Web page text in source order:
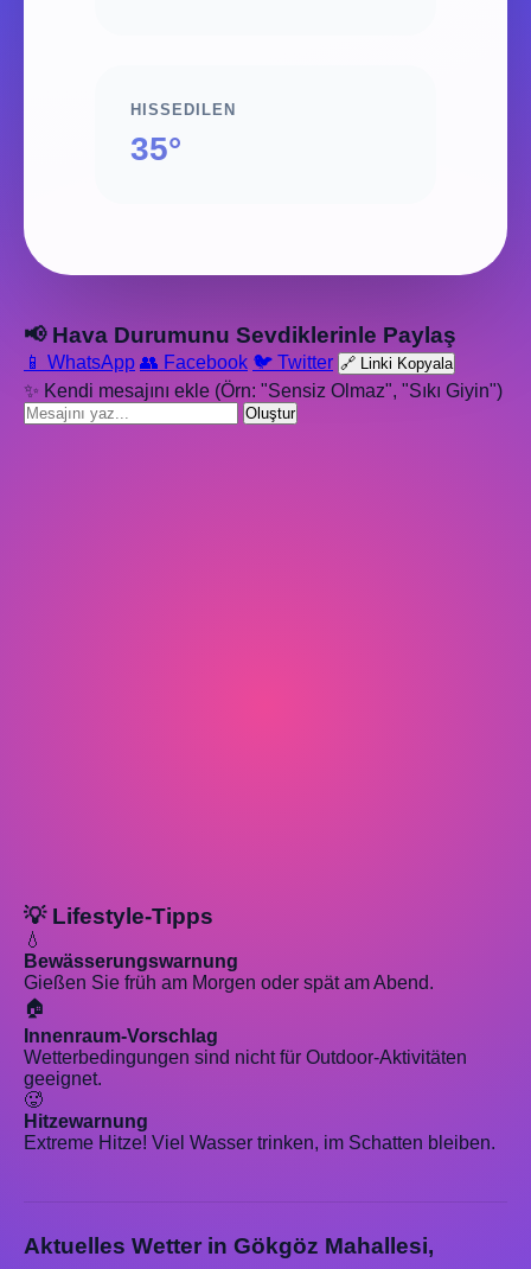
HISSEDILEN
35°
📢 Hava Durumunu Sevdiklerinle Paylaş
📱 WhatsApp 👥 Facebook 🐦 Twitter 🔗 Linki Kopyala
✨ Kendi mesajını ekle (Örn: "Sensiz Olmaz", "Sıkı Giyin")
Oluştur
💡 Lifestyle-Tipps
💧
Bewässerungswarnung
Gießen Sie früh am Morgen oder spät am Abend.
🏠
Innenraum-Vorschlag
Wetterbedingungen sind nicht für Outdoor-Aktivitäten
geeignet.
🥵
Hitzewarnung
Extreme Hitze! Viel Wasser trinken, im Schatten bleiben.
Aktuelles Wetter in Gökgöz Mahallesi,